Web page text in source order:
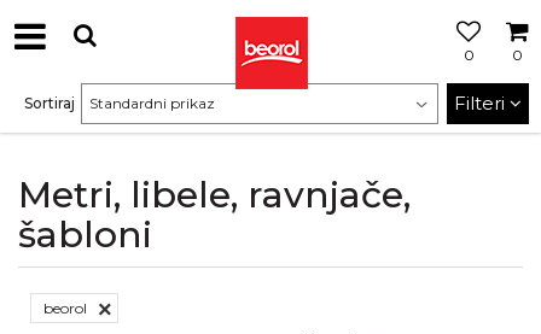
0
0
Metri, libele, ravnjače,
šabloni
Sortiraj Filteri
beorol